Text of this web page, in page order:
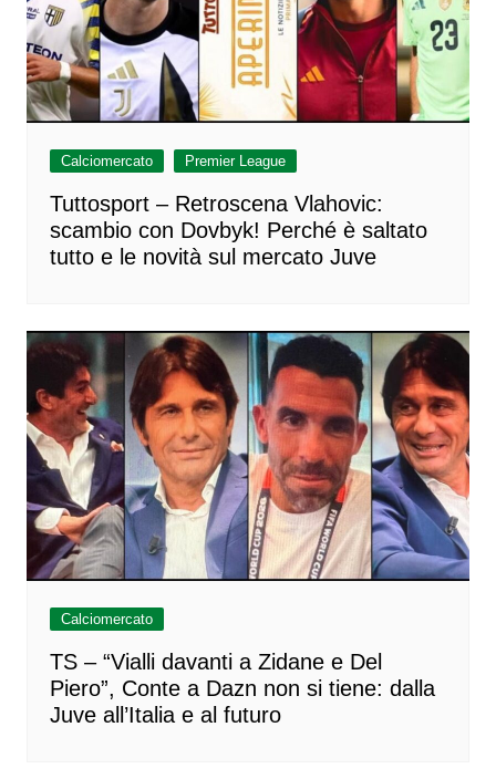
Calciomercato Premier League
Tuttosport – Retroscena Vlahovic:
scambio con Dovbyk! Perché è saltato
tutto e le novità sul mercato Juve
Calciomercato
TS – “Vialli davanti a Zidane e Del
Piero”, Conte a Dazn non si tiene: dalla
Juve all’Italia e al futuro